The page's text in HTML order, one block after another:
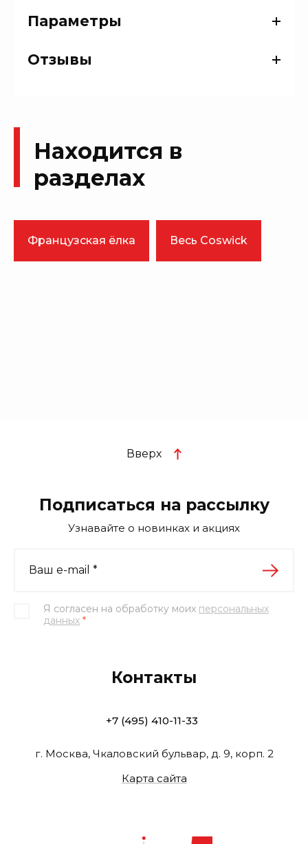
Параметры
Отзывы
Находится в
разделах
Французская ёлка Весь Coswick
Вверх
Контакты
+7 (495) 410-11-33
г. Москва, Чкаловский бульвар, д. 9, корп. 2
Карта сайта
Подписаться на рассылку
Узнавайте о новинках и акциях
Я согласен на обработку моих персональных
данных *